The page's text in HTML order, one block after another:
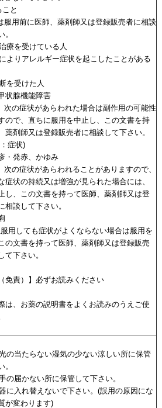
と
服用前に医師、薬剤師又は登録販売者に相談
。
療を受けている人
よりアレルギー症状を起こしたことがある
を受けた人
状腺機能障害
次の症状があらわれた場合は副作用の可能性
ので、直ちに服用を中止し、この文書を持
薬剤師又は登録販売者に相談して下さい。
症状)
・発赤、かゆみ
次の症状があらわれることがありますので、
症状の持続又は増強が見られた場合には、
し、この文書を持って医師、薬剤師又は登
相談して下さい。
用しても症状がよくならない場合は服用を
の文書を持って医師、薬剤師又は登録販売
て下さい。
免責）】必ずお読みください
は、お薬の説明書をよくお読みのうえご使
の当たらない湿気の少ない涼しい所に保管
。
の届かない所に保管して下さい。
に入れ替えないで下さい。(誤用の原因にな
が変わります)